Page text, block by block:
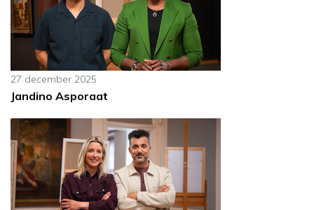
27 december 2025
Jandino Asporaat